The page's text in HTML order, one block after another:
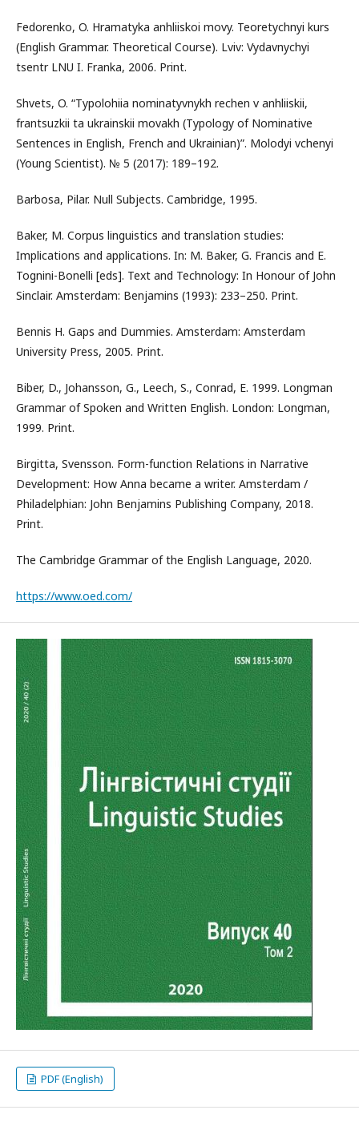
Fedorenko, O. Hramatyka anhliiskoi movy. Teoretychnyi kurs
(English Grammar. Theoretical Course). Lviv: Vydavnychyi
tsentr LNU I. Franka, 2006. Print.
Shvets, O. “Typolohiia nominatyvnykh rechen v anhliiskii,
frantsuzkii ta ukrainskii movakh (Typology of Nominative
Sentences in English, French and Ukrainian)”. Molodyi vchenyi
(Young Scientist). № 5 (2017): 189–192.
Barbosa, Pilar. Null Subjects. Cambridge, 1995.
Baker, M. Corpus linguistics and translation studies:
Implications and applications. In: M. Baker, G. Francis and E.
Tognini-Bonelli [eds]. Text and Technology: In Honour of John
Sinclair. Amsterdam: Benjamins (1993): 233–250. Print.
Bennis H. Gaps and Dummies. Amsterdam: Amsterdam
University Press, 2005. Print.
Biber, D., Johansson, G., Leech, S., Conrad, E. 1999. Longman
Grammar of Spoken and Written English. London: Longman,
1999. Print.
Birgitta, Svensson. Form-function Relations in Narrative
Development: How Anna became a writer. Amsterdam /
Philadelphian: John Benjamins Publishing Company, 2018.
Print.
The Cambridge Grammar of the English Language, 2020.
https://www.oed.com/
PDF (English)